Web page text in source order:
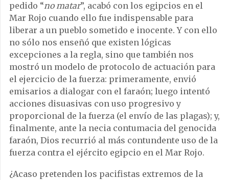
pedido “no matar”, acabó con los egipcios en el
Mar Rojo cuando ello fue indispensable para
liberar a un pueblo sometido e inocente. Y con ello
no sólo nos enseñó que existen lógicas
excepciones a la regla, sino que también nos
mostró un modelo de protocolo de actuación para
el ejercicio de la fuerza: primeramente, envió
emisarios a dialogar con el faraón; luego intentó
acciones disuasivas con uso progresivo y
proporcional de la fuerza (el envío de las plagas); y,
finalmente, ante la necia contumacia del genocida
faraón, Dios recurrió al más contundente uso de la
fuerza contra el ejército egipcio en el Mar Rojo.
¿Acaso pretenden los pacifistas extremos de la